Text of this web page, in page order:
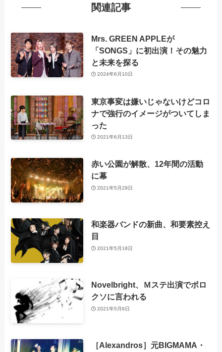
関連記事
Mrs. GREEN APPLEが
「SONGS」に初出演！その魅力
と未来を探る
2024年6月10日
東京事変は嫌いじゃないけどコロ
ナで強行のイメージがついてしま
った
2021年6月13日
赤い公園が解散、12年間の活動
に幕
2021年5月29日
和楽器バンドの新曲、和要素控え
目
2021年5月18日
Novelbright、Ｍステ出演でボロ
クソに言われる
2021年5月6日
［Alexandros］元BIGMAMA・